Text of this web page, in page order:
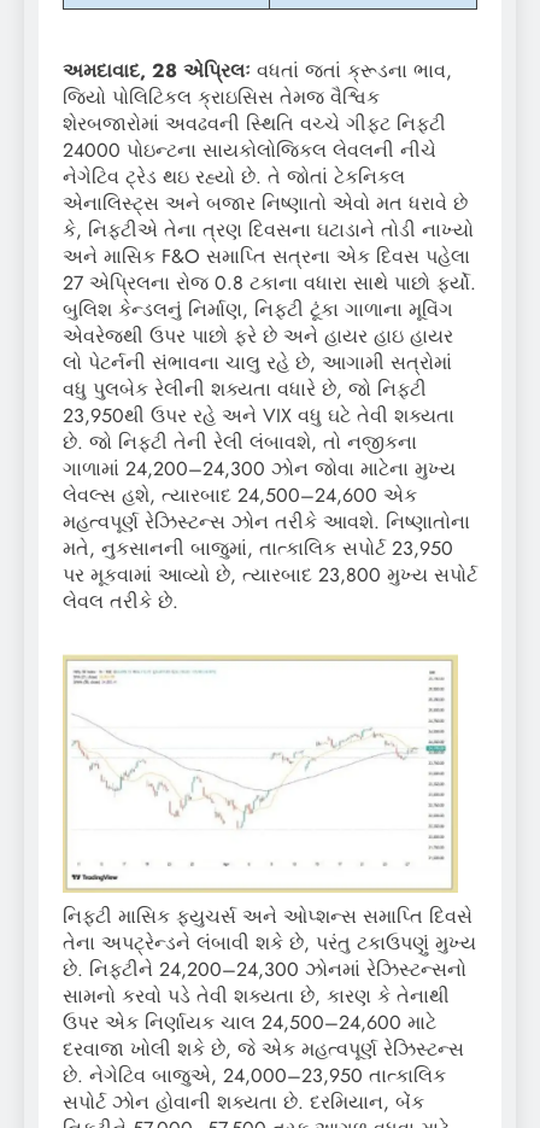
અમદાવાદ, 28 એપ્રિલઃ વધતાં જતાં ક્રૂડના ભાવ,
જિયો પોલિટિકલ ક્રાઇસિસ તેમજ વૈશ્વિક
શેરબજારોમાં અવઢવની સ્થિતિ વચ્ચે ગીફ્ટ નિફ્ટી
24000 પોઇન્ટના સાયકોલોજિકલ લેવલની નીચે
નેગેટિવ ટ્રેડ થઇ રહ્યો છે. તે જોતાં ટેકનિકલ
એનાલિસ્ટ્સ અને બજાર નિષ્ણાતો એવો મત ધરાવે છે
કે, નિફ્ટીએ તેના ત્રણ દિવસના ઘટાડાને તોડી નાખ્યો
અને માસિક F&O સમાપ્તિ સત્રના એક દિવસ પહેલા
27 એપ્રિલના રોજ 0.8 ટકાના વધારા સાથે પાછો ફર્યો.
બુલિશ કેન્ડલનું નિર્માણ, નિફ્ટી ટૂંકા ગાળાના મૂવિંગ
એવરેજથી ઉપર પાછો ફરે છે અને હાયર હાઇ હાયર
લો પેટર્નની સંભાવના ચાલુ રહે છે, આગામી સત્રોમાં
વધુ પુલબેક રેલીની શક્યતા વધારે છે, જો નિફ્ટી
23,950થી ઉપર રહે અને VIX વધુ ઘટે તેવી શક્યતા
છે. જો નિફ્ટી તેની રેલી લંબાવશે, તો નજીકના
ગાળામાં 24,200–24,300 ઝોન જોવા માટેના મુખ્ય
લેવલ્સ હશે, ત્યારબાદ 24,500–24,600 એક
મહત્વપૂર્ણ રેઝિસ્ટન્સ ઝોન તરીકે આવશે. નિષ્ણાતોના
મતે, નુકસાનની બાજુમાં, તાત્કાલિક સપોર્ટ 23,950
પર મૂકવામાં આવ્યો છે, ત્યારબાદ 23,800 મુખ્ય સપોર્ટ
લેવલ તરીકે છે.
નિફ્ટી માસિક ફ્યુચર્સ અને ઓપ્શન્સ સમાપ્તિ દિવસે
તેના અપટ્રેન્ડને લંબાવી શકે છે, પરંતુ ટકાઉપણું મુખ્ય
છે. નિફ્ટીને 24,200–24,300 ઝોનમાં રેઝિસ્ટન્સનો
સામનો કરવો પડે તેવી શક્યતા છે, કારણ કે તેનાથી
ઉપર એક નિર્ણાયક ચાલ 24,500–24,600 માટે
દરવાજા ખોલી શકે છે, જે એક મહત્વપૂર્ણ રેઝિસ્ટન્સ
છે. નેગેટિવ બાજુએ, 24,000–23,950 તાત્કાલિક
સપોર્ટ ઝોન હોવાની શક્યતા છે. દરમિયાન, બેંક